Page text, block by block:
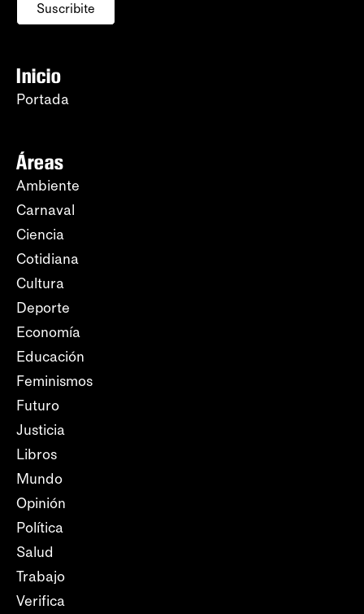
Suscribite
Inicio
Portada
Áreas
Ambiente
Carnaval
Ciencia
Cotidiana
Cultura
Deporte
Economía
Educación
Feminismos
Futuro
Justicia
Libros
Mundo
Opinión
Política
Salud
Trabajo
Verifica